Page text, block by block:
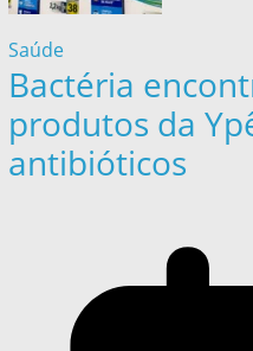
Saúde
Bactéria
produtos da
antibióticos